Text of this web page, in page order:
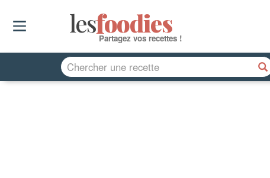
lesfoodies
Partagez vos recettes !